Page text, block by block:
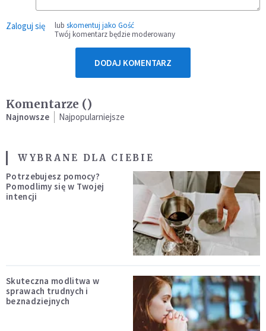
Zaloguj się lub skomentuj jako Gość
Twój komentarz będzie moderowany
DODAJ KOMENTARZ
Komentarze ()
Najnowsze Najpopularniejsze
WYBRANE DLA CIEBIE
Potrzebujesz pomocy?
Pomodlimy się w Twojej
intencji
Skuteczna modlitwa w
sprawach trudnych i
beznadziejnych